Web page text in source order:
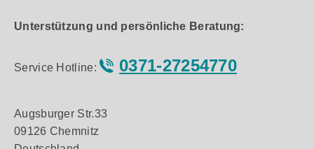
Unterstützung und persönliche Beratung:
Service Hotline: 0371-27254770
Augsburger Str.33
09126 Chemnitz